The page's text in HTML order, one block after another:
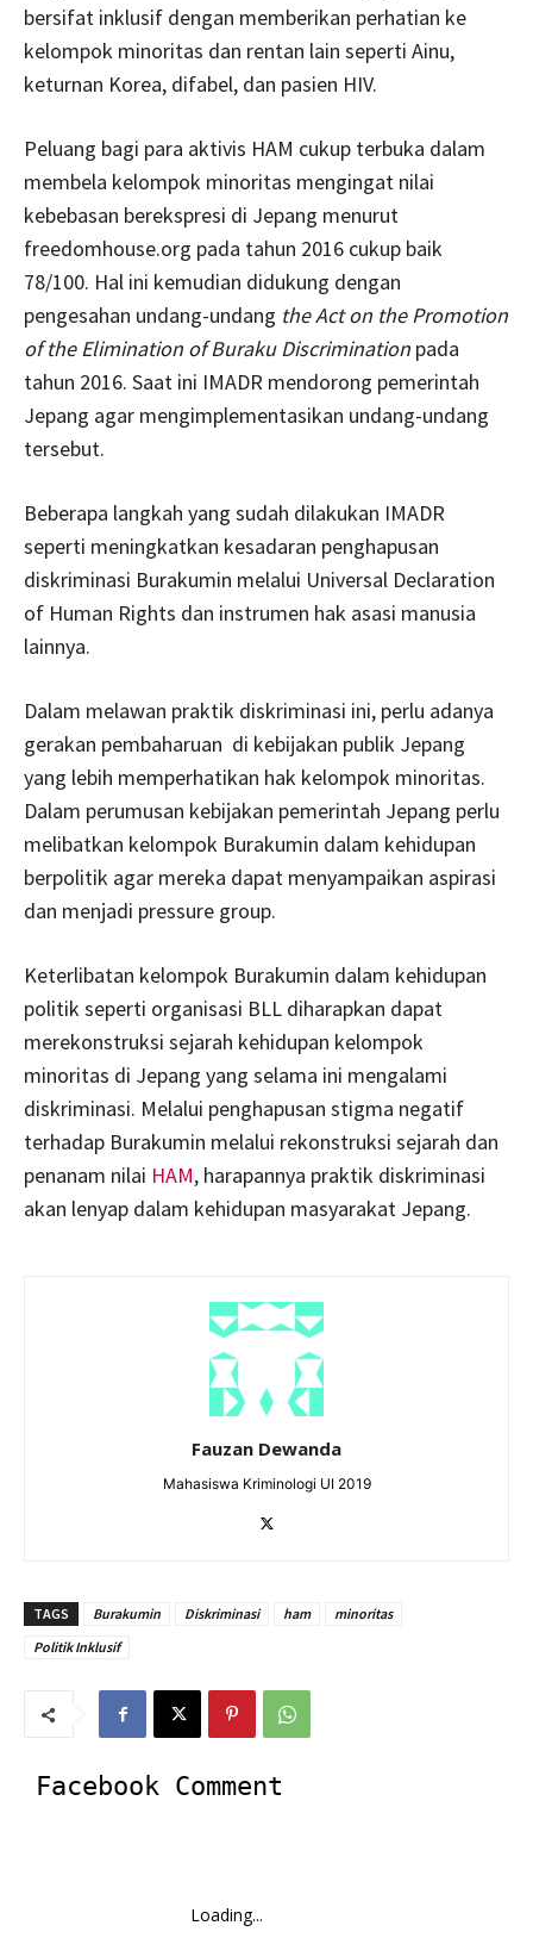
bersifat inklusif dengan memberikan perhatian ke
kelompok minoritas dan rentan lain seperti Ainu,
keturnan Korea, difabel, dan pasien HIV.
Peluang bagi para aktivis HAM cukup terbuka dalam
membela kelompok minoritas mengingat nilai
kebebasan berekspresi di Jepang menurut
freedomhouse.org pada tahun 2016 cukup baik
78/100. Hal ini kemudian didukung dengan
pengesahan undang-undang the Act on the Promotion
of the Elimination of Buraku Discrimination pada
tahun 2016. Saat ini IMADR mendorong pemerintah
Jepang agar mengimplementasikan undang-undang
tersebut.
Beberapa langkah yang sudah dilakukan IMADR
seperti meningkatkan kesadaran penghapusan
diskriminasi Burakumin melalui Universal Declaration
of Human Rights dan instrumen hak asasi manusia
lainnya.
Dalam melawan praktik diskriminasi ini, perlu adanya
gerakan pembaharuan di kebijakan publik Jepang
yang lebih memperhatikan hak kelompok minoritas.
Dalam perumusan kebijakan pemerintah Jepang perlu
melibatkan kelompok Burakumin dalam kehidupan
berpolitik agar mereka dapat menyampaikan aspirasi
dan menjadi pressure group.
Keterlibatan kelompok Burakumin dalam kehidupan
politik seperti organisasi BLL diharapkan dapat
merekonstruksi sejarah kehidupan kelompok
minoritas di Jepang yang selama ini mengalami
diskriminasi. Melalui penghapusan stigma negatif
terhadap Burakumin melalui rekonstruksi sejarah dan
penanam nilai HAM, harapannya praktik diskriminasi
akan lenyap dalam kehidupan masyarakat Jepang.
Fauzan Dewanda
Mahasiswa Kriminologi UI 2019
TAGS Burakumin Diskriminasi ham
minoritas
Politik Inklusif
Facebook Comment
Loading...